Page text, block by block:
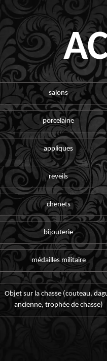
salons
porcelaine
appliques
reveils
chenets
bijouterie
médailles militaire
Objet sur la chasse (couteau,
ancienne, trophée de chasse)